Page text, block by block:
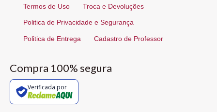
Termos de Uso Troca e Devoluções
Politica de Privacidade e Segurança
Politica de Entrega Cadastro de Professor
Compra 100% segura
Verificada por